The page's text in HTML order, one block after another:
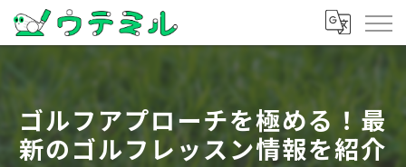
ゴルフアプローチを極める！最
新のゴルフレッスン情報を紹介